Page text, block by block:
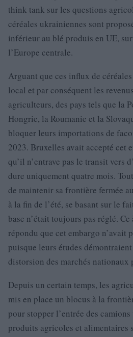
think tank sur les questions
céréales ukrainiennes sont
inférieur au blé produis en UE,
l’Europe centrale.
Arguant que ces influx de
local et par conséquent les
agriculteurs, des pays tels que la
Hongrie, la Roumanie et la
bloquer leurs importations de
2023. Bruxelles avait accepté cet
qu’il n’entrave pas le transit vers
dure uniquement quatre mois.
de maintenir sa frontière fermée
à la fin de l’été, se basant sur le
base n’était toujours pas réglé.
répondu que cet embargo n’avait
puisque leurs études
distorsion des marchés nationaux
Depuis un certain temps, les
mis en place un blocus à la
pour stopper l’entrée des
produits agricoles et alimentaires